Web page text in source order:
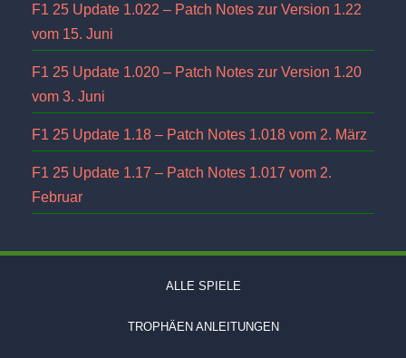
F1 25 Update 1.022 – Patch Notes zur Version 1.22
vom 15. Juni
F1 25 Update 1.020 – Patch Notes zur Version 1.20
vom 3. Juni
F1 25 Update 1.18 – Patch Notes 1.018 vom 2. März
F1 25 Update 1.17 – Patch Notes 1.017 vom 2.
Februar
ALLE SPIELE
TROPHÄEN ANLEITUNGEN